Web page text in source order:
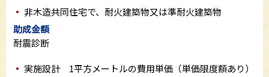
非木造共同住宅で、耐火建築物又は準耐火建築物
助成金額
耐震診断
実施設計 1平方メートルの費用単価（単価限度額あり）